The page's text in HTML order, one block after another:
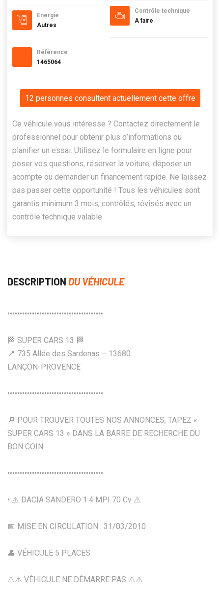
Energie
Autres
Référence
1465064
Contrôle technique
A faire
12 personnes consultent actuellement cette offre
Ce véhicule vous intéresse ? Contactez directement le
professionnel pour obtenir plus d’informations ou
planifier un essai. Utilisez le formulaire en ligne pour
poser vos questions, réserver la voiture, déposer un
acompte ou demander un financement rapide. Ne laissez
pas passer cette opportunité ! Tous les véhicules sont
garantis minimum 3 mois, contrôlés, révisés avec un
contrôle technique valable.
DESCRIPTION DU VÉHICULE
•••••••••••••••••••••••••••••••••••••••
🏁 SUPER CARS 13 🏁
📍 735 Allée des Sardenas – 13680
LANÇON-PROVENCE
•••••••••••••••••••••••••••••••••••••••
🔎 POUR TROUVER TOUTES NOS ANNONCES, TAPEZ «
SUPER CARS 13 » DANS LA BARRE DE RECHERCHE DU
BON COIN
•••••••••••••••••••••••••••••••••••••••
• ⚠️ DACIA SANDERO 1.4 MPI 70 Cv ⚠️
📅 MISE EN CIRCULATION : 31/03/2010
👤 VÉHICULE 5 PLACES
⚠️⚠️ VÉHICULE NE DÉMARRE PAS ⚠️⚠️